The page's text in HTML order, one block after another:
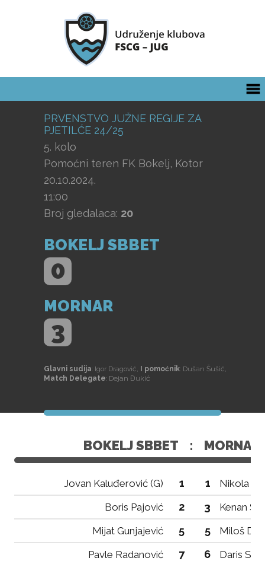
PRVENSTVO JUŽNE REGIJE ZA
PJETILĆE 24/25
5. kolo
Pomoćni teren FK Bokelj, Kotor
20.10.2024.
11:00
Broj gledalaca: 20
BOKELJ SBBET
0
MORNAR
3
Glavni sudija: Igor Dragović, I pomoćnik: Dušan Šušić,
Match Delegate: Dejan Đukić
BOKELJ SBBET : MORNAR
Jovan Kaluđerović (G) 1 1
Nikola
Boris Pajović
2 3
Kenan
Mijat Gunjajević
5 5
Miloš
Pavle Radanović
7 6
Daris